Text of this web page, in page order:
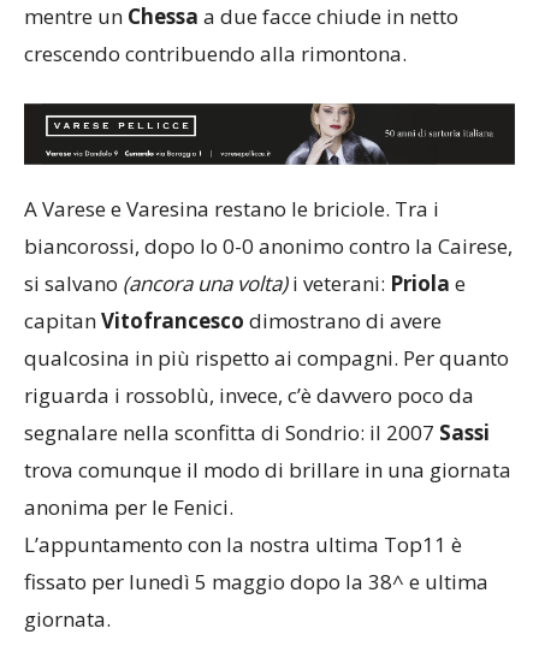
mentre un Chessa a due facce chiude in netto
crescendo contribuendo alla rimontona.
A Varese e Varesina restano le briciole. Tra i
biancorossi, dopo lo 0-0 anonimo contro la Cairese,
si salvano (ancora una volta)i veterani: Priola e
capitanVitofrancesco dimostrano di avere
qualcosina in più rispetto ai compagni. Per quanto
riguarda i rossoblù, invece, c’è davvero poco da
segnalare nella sconfitta di Sondrio: il 2007 Sassi
trova comunque il modo di brillare in una giornata
anonima per le Fenici.
L’appuntamento con la nostra ultima Top11 è
fissato per lunedì 5 maggio dopo la 38^ e ultima
giornata.